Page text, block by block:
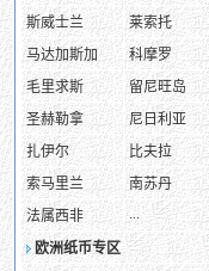
斯威士兰
莱索托
马达加斯加
科摩罗
毛里求斯
留尼旺岛
圣赫勒拿
尼日利亚
扎伊尔
比夫拉
索马里兰
南苏丹
法属西非
...
欧洲纸币专区